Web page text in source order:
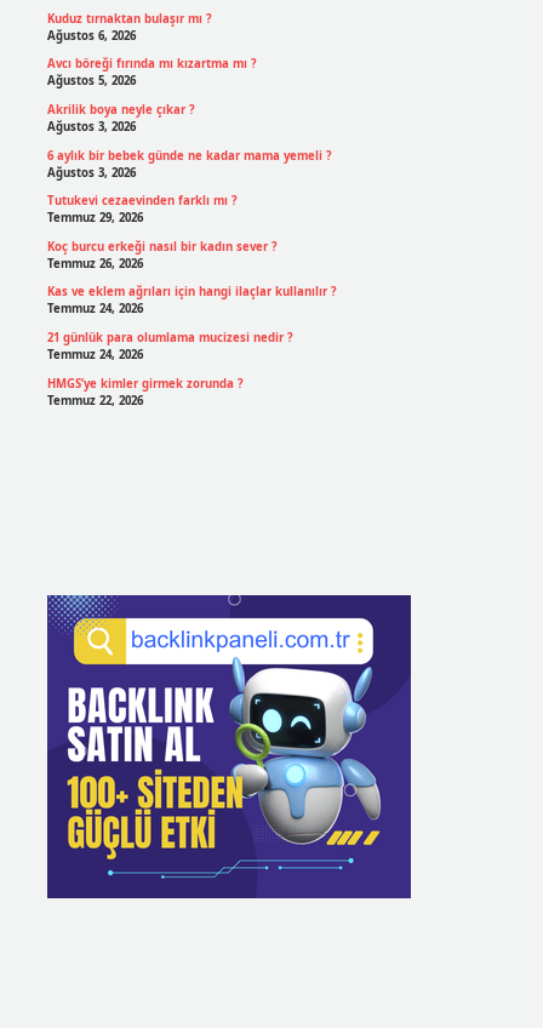
Kuduz tırnaktan bulaşır mı ?
Ağustos 6, 2026
Avcı böreği fırında mı kızartma mı ?
Ağustos 5, 2026
Akrilik boya neyle çıkar ?
Ağustos 3, 2026
6 aylık bir bebek günde ne kadar mama yemeli ?
Ağustos 3, 2026
Tutukevi cezaevinden farklı mı ?
Temmuz 29, 2026
Koç burcu erkeği nasıl bir kadın sever ?
Temmuz 26, 2026
Kas ve eklem ağrıları için hangi ilaçlar kullanılır ?
Temmuz 24, 2026
21 günlük para olumlama mucizesi nedir ?
Temmuz 24, 2026
HMGS’ye kimler girmek zorunda ?
Temmuz 22, 2026